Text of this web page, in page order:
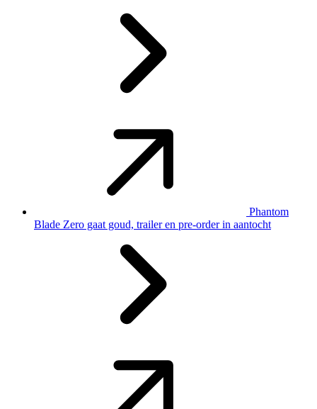
Phantom
Blade Zero gaat goud, trailer en pre-order in aantocht